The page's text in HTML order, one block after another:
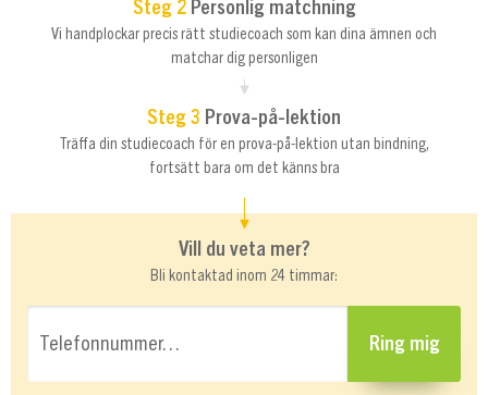
Steg 2 Personlig matchning
Vi handplockar precis rätt studiecoach som kan dina ämnen och
matchar dig personligen
Steg 3 Prova-på-lektion
Träffa din studiecoach för en prova-på-lektion utan bindning,
fortsätt bara om det känns bra
Vill du veta mer?
Bli kontaktad inom 24 timmar:
Telefonnummer… Ring mig